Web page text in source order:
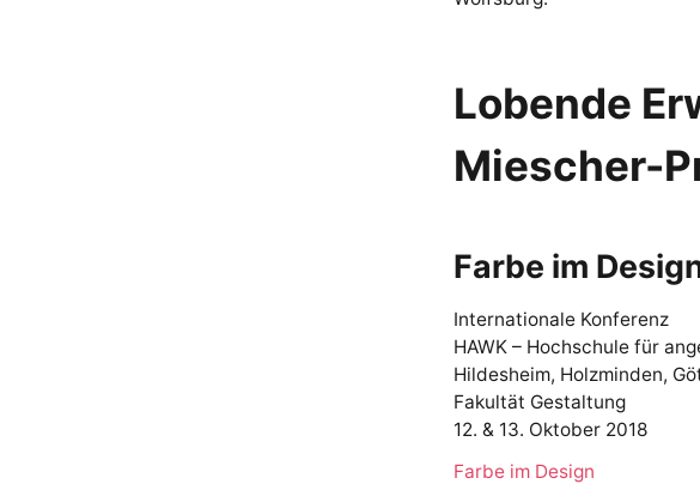
Lobende
Miescher-
Farbe im
Internationale Konferenz
HAWK – Hochschule für
Hildesheim, Holzminden,
Fakultät Gestaltung
12. & 13. Oktober 2018
Farbe im Design